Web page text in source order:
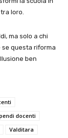
loro.
ma solo a chi
questa riforma
ben
docenti
Valditara